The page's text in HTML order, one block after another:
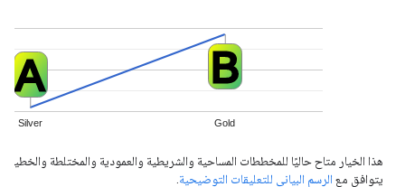
هذا الخيار متاح حاليًا للمخططات المساحية والشريطية والعمودية والمختلطة والخطية
يتوافق مع الرسم البياني للتعليقات التوضيحية